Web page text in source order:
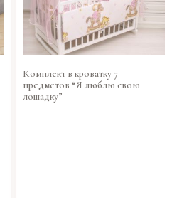
Комплект в кроватку 7
предметов “Я люблю свою
лошадку”